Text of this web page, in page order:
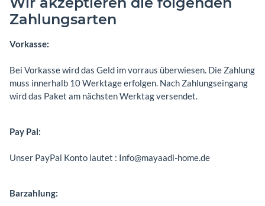
Zahlungsarten
Vorkasse:
Bei Vorkasse wird das Geld im vorraus überwiesen. Die Zahlung
muss innerhalb 10 Werktage erfolgen. Nach Zahlungseingang
wird das Paket am nächsten Werktag versendet.
Pay Pal:
Unser PayPal Konto lautet : Info@mayaadi-home.de
Barzahlung: